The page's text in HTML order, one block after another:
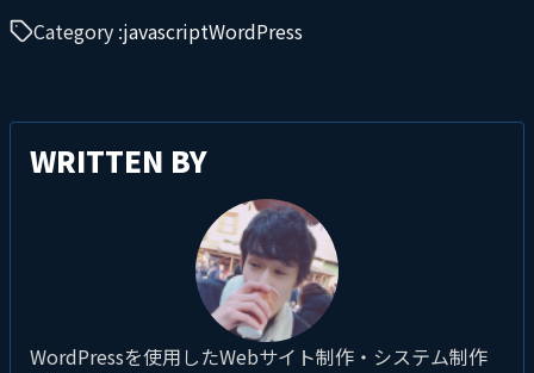
Category :javascriptWordPress
WRITTEN BY
WordPressを使用したWebサイト制作・システム制作